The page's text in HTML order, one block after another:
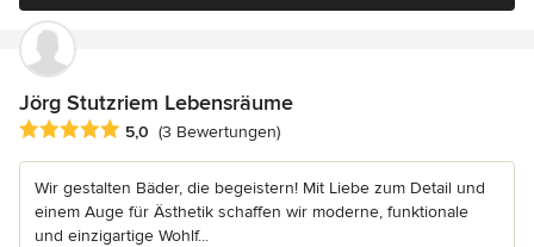
Jörg Stutzriem Lebensräume
Durchschnittliche Bewertung: 5 von 5 Sternen
5,0 (3 Bewertungen)
Wir gestalten Bäder, die begeistern! Mit Liebe zum Detail und
einem Auge für Ästhetik schaffen wir moderne, funktionale
und einzigartige Wohlf...